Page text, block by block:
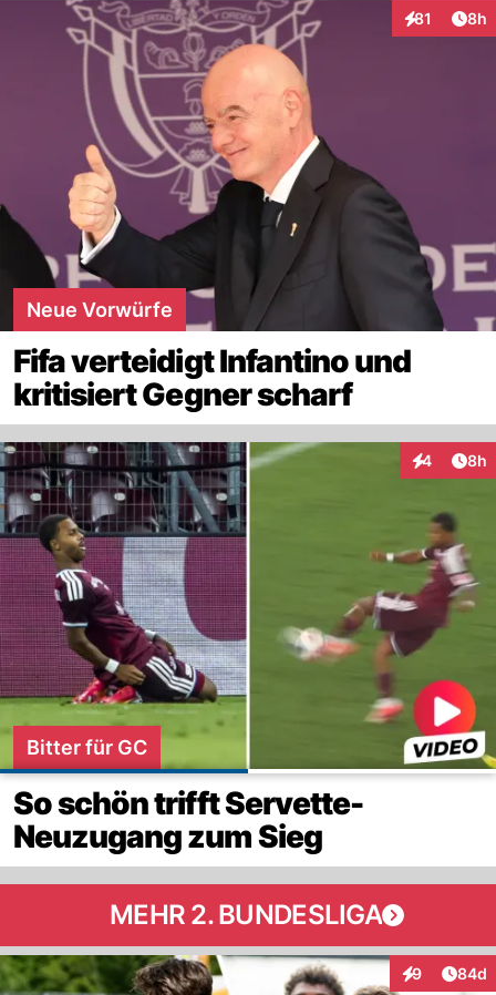
81
Interaktionen
8h
Neue Vorwürfe
Fifa verteidigt Infantino und
kritisiert Gegner scharf
4 8h
Bitter für GC
So schön trifft Servette-
Neuzugang zum Sieg
MEHR 2. BUNDESLIGA
9
Interaktionen
84d